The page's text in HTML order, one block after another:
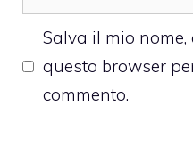
web
Salva il mio
questo browser
commento.